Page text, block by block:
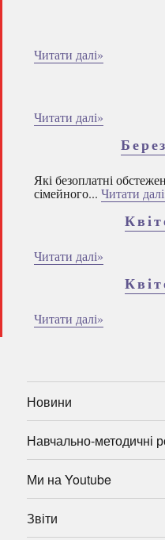
Читати далі»
Читати далі»
Які безоплатні
сімейного... Читати
Читати далі»
Читати далі»
Новини
Навчально-методичні
Ми на Youtube
Звіти